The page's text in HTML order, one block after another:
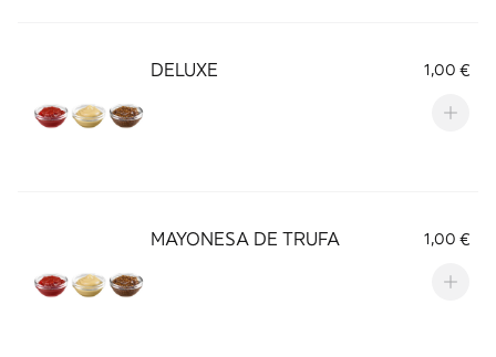
DELUXE 1,00 €
MAYONESA DE TRUFA 1,00 €